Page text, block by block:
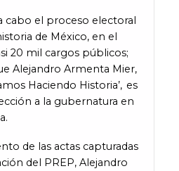
cabo el proceso electoral
de México, en el
20 mil cargos públicos;
Alejandro Armenta Mier,
Haciendo Historia’, es
a la gubernatura en
de las actas capturadas
del PREP, Alejandro